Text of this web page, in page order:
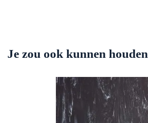
Je zou ook kunnen